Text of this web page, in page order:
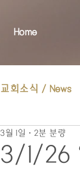
Home
교회소식 / News
3/1/26
3월 1일 2분 분량